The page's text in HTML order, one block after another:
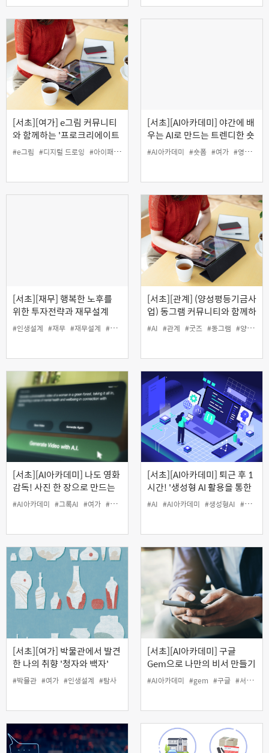
[서초][여가] e그림 커뮤니티
와 함께하는 '프로크리에이트
로 레더 코스터 만들기'
#e그림 #디지털 드로잉 #아이패드 #인생설계 #커뮤니티
[서초][AI아카데미] 야간에 배
우는 AI로 만드는 트렌디한 숏
폼 콘텐츠 제작
#AI아카데미 #숏폼 #여가 #영상
[서초][재무] 행복한 노후를
위한 투자전략과 재무설계
#인생설계 #재무 #재무설계 #투자
[서초][관계] (양성평등기금사
업) 동그램 커뮤니티와 함께하
는 '굿즈 제작 전문가 과정'
#AI #관계 #굿즈 #동그램 #양성평등
[서초][AI아카데미] 나도 영화
감독! 사진 한 장으로 만드는
그록 AI 영상
#AI아카데미 #그록AI #여가 #영상
[서초][AI아카데미] 퇴근 후 1
시간! '생성형 AI 활용을 통한
수익화 과정 기초'
#AI #AI아카데미 #생성형AI #여가
[서초][여가] 박물관에서 발견
한 나의 취향 '청자와 백자'
#박물관 #여가 #인생설계 #탐사
[서초][AI아카데미] 구글
Gem으로 나만의 비서 만들기
(야간)
#AI아카데미 #gem #구글 #서초50플러스센터